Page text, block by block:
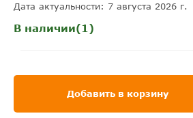
Дата актуальности: 7 августа 2026 г.
В наличии(1)
Добавить в корзину